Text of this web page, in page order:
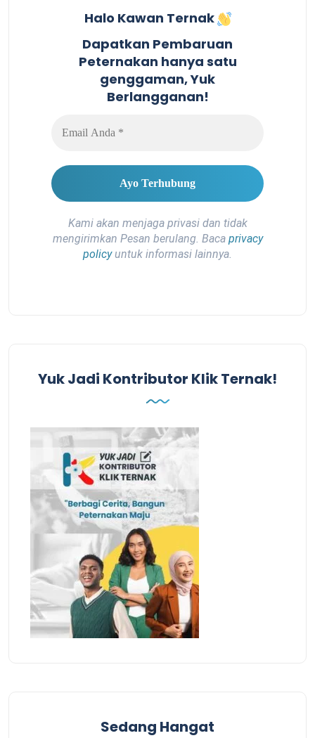
Halo Kawan Ternak
Dapatkan Pembaruan
Peternakan hanya satu
genggaman, Yuk
Berlangganan!
Kami akan menjaga privasi dan tidak
mengirimkan Pesan berulang. Baca privacy
policyuntuk informasi lainnya.
Yuk Jadi Kontributor Klik Ternak!
Sedang Hangat